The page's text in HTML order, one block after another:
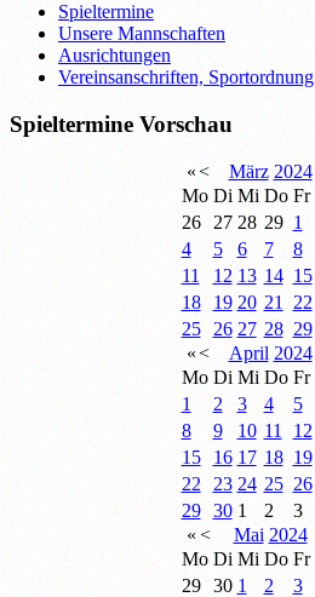
Spieltermine
Unsere Mannschaften
Ausrichtungen
Vereinsanschriften, Sportordnung
Spieltermine Vorschau
«< März 2024
Mo Di Mi Do Fr
26
27 28 29 1
4
5 6 7 8
11
12 13 14 15
18
19 20 21 22
25
26 27 28 29
«< April 2024
Mo Di Mi Do Fr
1
2 3 4 5
8
9 10 11 12
15
16 17 18 19
22
23 24 25 26
29
30 1 2 3
«< Mai 2024
Mo Di Mi Do Fr
29
30 1 2 3